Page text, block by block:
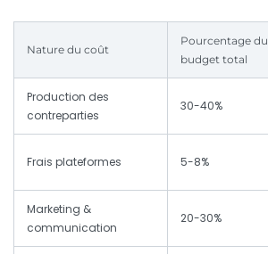
Nature du coût
Pourcentage du
budget total
Production des
contreparties
30-40%
Frais plateformes 5-8%
Marketing &
communication
20-30%